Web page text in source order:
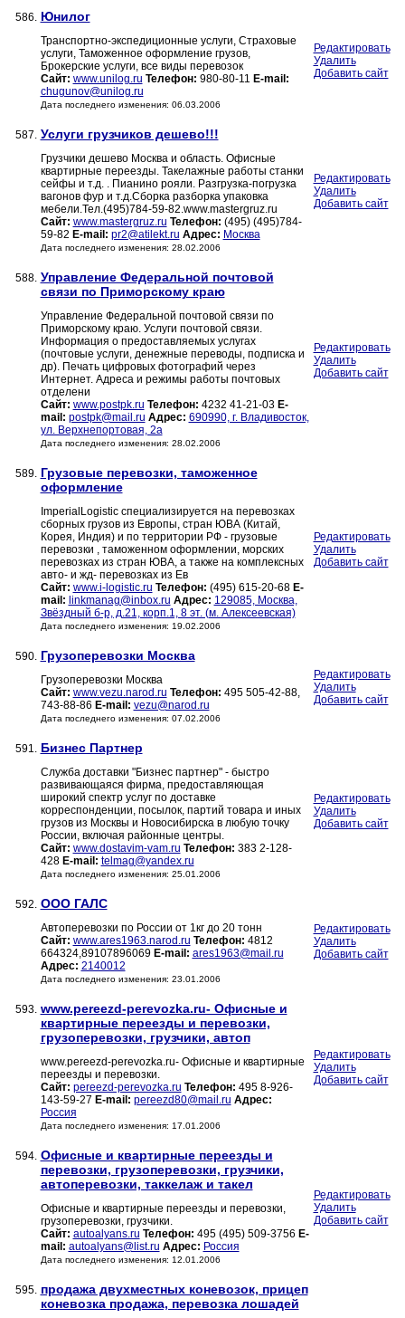
586. Юнилог
Транспортно-экспедиционные услуги, Страховые
услуги, Таможенное оформление грузов,
Брокерские услуги, все виды перевозок
Сайт: www.unilog.ru Телефон: 980-80-11 E-mail:
chugunov@unilog.ru
Дата последнего изменения: 06.03.2006
Редактировать
Удалить
Добавить сайт
587. Услуги грузчиков дешево!!!
Грузчики дешево Москва и область. Офисные
квартирные переезды. Такелажные работы станки
сейфы и т.д. . Пианино рояли. Разгрузка-погрузка
вагонов фур и т.д.Сборка разборка упаковка
мебели.Тел.(495)784-59-82.www.mastergruz.ru
Сайт: www.mastergruz.ru Телефон: (495) (495)784-
59-82 E-mail: pr2@atilekt.ru Адрес: Москва
Дата последнего изменения: 28.02.2006
Редактировать
Удалить
Добавить сайт
588. Управление Федеральной почтовой
связи по Приморскому краю
Управление Федеральной почтовой связи по
Приморскому краю. Услуги почтовой связи.
Информация о предоставляемых услугах
(почтовые услуги, денежные переводы, подписка и
др). Печать цифровых фотографий через
Интернет. Адреса и режимы работы почтовых
отделени
Сайт: www.postpk.ru Телефон: 4232 41-21-03 E-
mail: postpk@mail.ru Адрес: 690990, г. Владивосток,
ул. Верхнепортовая, 2а
Дата последнего изменения: 28.02.2006
Редактировать
Удалить
Добавить сайт
589. Грузовые перевозки, таможенное
оформление
ImperialLogistic специализируется на перевозках
сборных грузов из Европы, стран ЮВА (Китай,
Корея, Индия) и по территории РФ - грузовые
перевозки , таможенном оформлении, морских
перевозках из стран ЮВА, а также на комплексных
авто- и жд- перевозках из Ев
Сайт: www.i-logistic.ru Телефон: (495) 615-20-68 E-
mail: linkmanag@inbox.ru Адрес: 129085, Москва,
Звёздный б-р, д.21, корп.1, 8 эт. (м. Алексеевская)
Дата последнего изменения: 19.02.2006
Редактировать
Удалить
Добавить сайт
590. Грузоперевозки Москва
Грузоперевозки Москва
Сайт: www.vezu.narod.ru Телефон: 495 505-42-88,
743-88-86 E-mail: vezu@narod.ru
Дата последнего изменения: 07.02.2006
Редактировать
Удалить
Добавить сайт
591. Бизнес Партнер
Служба доставки "Бизнес партнер" - быстро
развивающаяся фирма, предоставляющая
широкий спектр услуг по доставке
корреспонденции, посылок, партий товара и иных
грузов из Москвы и Новосибирска в любую точку
России, включая районные центры.
Сайт: www.dostavim-vam.ru Телефон: 383 2-128-
428 E-mail: telmag@yandex.ru
Дата последнего изменения: 25.01.2006
Редактировать
Удалить
Добавить сайт
592. ООО ГАЛС
Автоперевозки по России от 1кг до 20 тонн
Сайт: www.ares1963.narod.ru Телефон: 4812
664324,89107896069 E-mail: ares1963@mail.ru
Адрес: 2140012
Дата последнего изменения: 23.01.2006
Редактировать
Удалить
Добавить сайт
593. www.pereezd-perevozka.ru- Офисные и
квартирные переезды и перевозки,
грузоперевозки, грузчики, автоп
www.pereezd-perevozka.ru- Офисные и квартирные
переезды и перевозки.
Сайт: pereezd-perevozka.ru Телефон: 495 8-926-
143-59-27 E-mail: pereezd80@mail.ru Адрес:
Россия
Дата последнего изменения: 17.01.2006
Редактировать
Удалить
Добавить сайт
594. Офисные и квартирные переезды и
перевозки, грузоперевозки, грузчики,
автоперевозки, таккелаж и такел
Офисные и квартирные переезды и перевозки,
грузоперевозки, грузчики.
Сайт: autoalyans.ru Телефон: 495 (495) 509-3756 E-
mail: autoalyans@list.ru Адрес: Россия
Дата последнего изменения: 12.01.2006
Редактировать
Удалить
Добавить сайт
595. продажа двухместных коневозок, прицеп
коневозка продажа, перевозка лошадей